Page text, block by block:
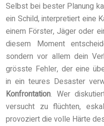
Selbst bei bester Planung
ein Schild, interpretiert eine
einem Förster, Jäger oder
diesem Moment
sondern vor allem dein
grösste Fehler, der eine
in ein teures Desaster
Konfrontation. Wer
versucht zu flüchten,
provoziert die volle Härte